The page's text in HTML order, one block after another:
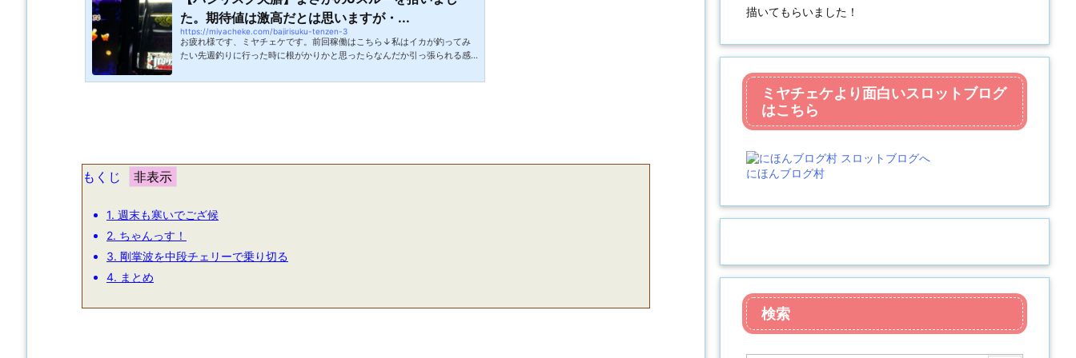
た。期待値は激高だとは思いますが・...
https://miyacheke.com/bajirisuku-tenzen-3
お疲れ様です、ミヤチェケです。前回稼働はこちら↓私はイカが釣ってみ
たい先週釣りに行った時に根がかりかと思ったらなんだか引っ張られる感
ラシてしまったのですがそのことを会社の釣り仲間の先輩に行ってみたと
もくじ
1. 週末も寒いでござ候
2. ちゃんっす！
3. 剛掌波を中段チェリーで乗り切る
4. まとめ
描いてもらいました！
ミヤチェケより面白いスロットブログ
はこちら
にほんブログ村
検索